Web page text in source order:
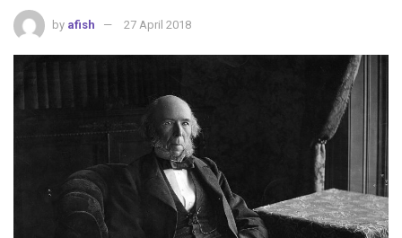
by afish 27 April 2018